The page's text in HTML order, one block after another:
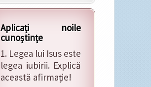
Aplicați noile
cunoștințe
1. Legea lui Isus este
legea iubirii. Explică
această afirmație!